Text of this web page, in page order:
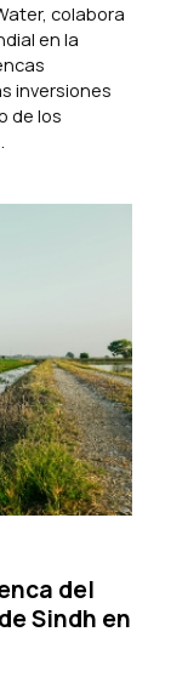
colabora
en la
inversiones
de los
del
Sindh en